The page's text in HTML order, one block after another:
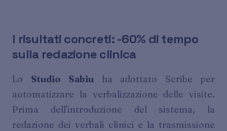
I risultati concreti: -60% di tempo
sulla redazione clinica
Lo Studio Sabiu ha adottato Scribe per
automatizzare la verbalizzazione delle visite.
Prima dell'introduzione del sistema, la
redazione dei verbali clinici e la trasmissione